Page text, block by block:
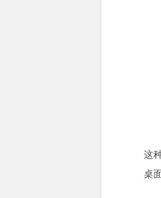
这
桌